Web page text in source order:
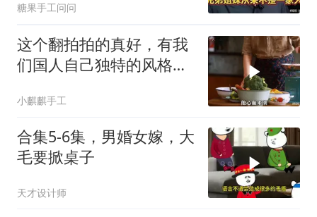
糖果手工问问
这个翻拍拍的真好，有我
们国人自己独特的风格魅
小麒麒手工
合集5-6集，男婚女嫁，大
毛要掀桌子
天才设计师